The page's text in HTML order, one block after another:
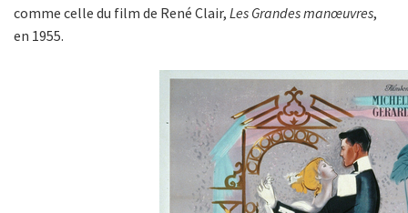
comme celle du film de René Clair, Les Grandes manœuvres,
en 1955.